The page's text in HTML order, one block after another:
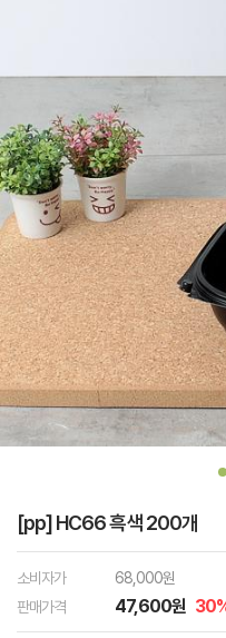
[pp] HC66 흑색 200개
소비자가
68,000원
판매가격
47,600원